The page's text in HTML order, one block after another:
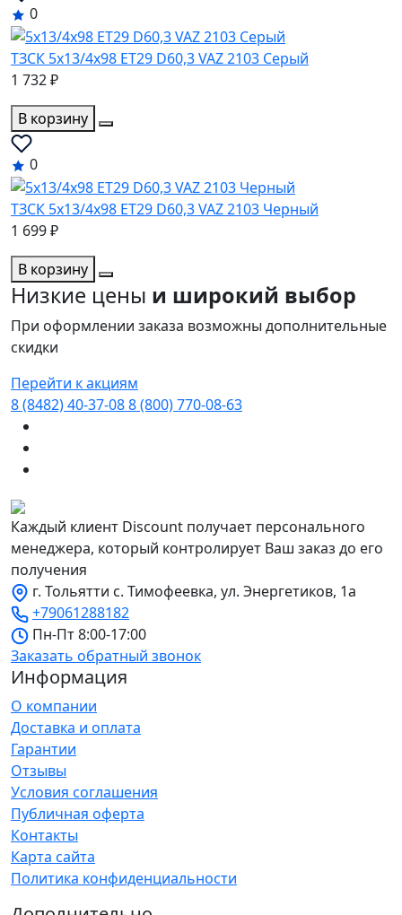
0
ТЗСК 5x13/4x98 ET29 D60,3 VAZ 2103 Серый
1 732 ₽
В корзину
0
ТЗСК 5x13/4x98 ET29 D60,3 VAZ 2103 Черный
1 699 ₽
В корзину
Низкие цены и широкий выбор
При оформлении заказа возможны дополнительные
скидки
Перейти к акциям
8 (8482) 40-37-088 (800) 770-08-63
Каждый клиент Discount получает персонального
менеджера, который контролирует Ваш заказ до его
получения
г. Тольятти с. Тимофеевка, ул. Энергетиков, 1а
+79061288182
Пн-Пт 8:00-17:00
Заказать обратный звонок
Информация
О компании
Доставка и оплата
Гарантии
Отзывы
Условия соглашения
Публичная оферта
Контакты
Карта сайта
Политика конфиденциальности